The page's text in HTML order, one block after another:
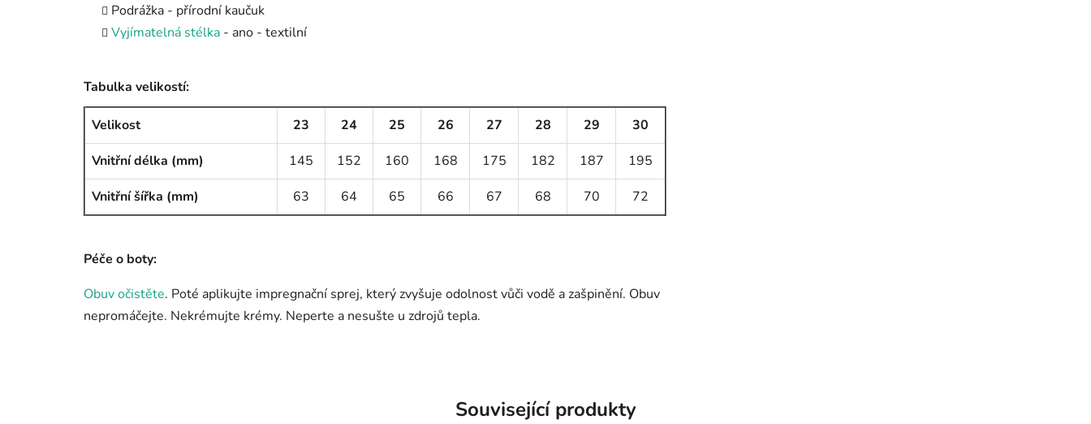
Podrážka - přírodní kaučuk
Vyjímatelná stélka - ano - textilní
Tabulka velikostí:
Velikost 23 24 25 26 27 28 29
30
Vnitřní délka (mm)
145 152 160 168 175 182 187
195
Vnitřní šířka (mm)
63 64 65 66 67 68 70 72
Péče o boty:
Obuv očistěte. Poté aplikujte impregnační sprej, který zvyšuje odolnost vůči vodě a zašpinění. Obuv
nepromáčejte. Nekrémujte krémy. Neperte a nesušte u zdrojů tepla.
Související produkty